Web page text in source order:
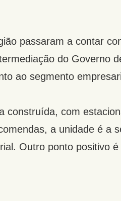
passaram a contar
do Governo
ao segmento
construída, com
a unidade é a
Outro ponto positivo